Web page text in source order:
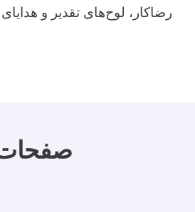
رضاکار، لوح‌های تقدیر و هدایای